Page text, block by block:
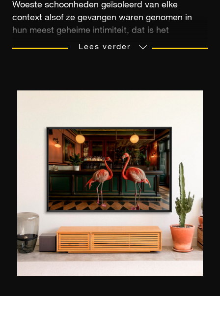
Woeste schoonheden geïsoleerd van elke
context alsof ze gevangen waren genomen in
hun meest geheime intimiteit, dat is het
opmerkelijke artistieke gebaar van Pedro Jarque
dankzij zijn boeiende dierenportretten.
Oorspronkelijk afkomstig uit Lima, reisde hij
vanaf zijn tiende naar het hart van de Amazone-
natuur en specialiseerde hij zich in
landschapsfotografie vanaf de jaren tachtig. In
2016 won hij met het onderwerp van zijn
fascinatie dat zeer aanwezig is in zijn werk, de
wilde dieren die hij fotografeert in
natuurreservaten, meerdere prijzen, zoals de
Sony World Photography Awards, de Photo
Prize (PX3), de Moscow International Foto
Lees verder